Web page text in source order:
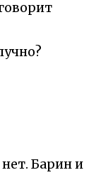
нет. Барин и